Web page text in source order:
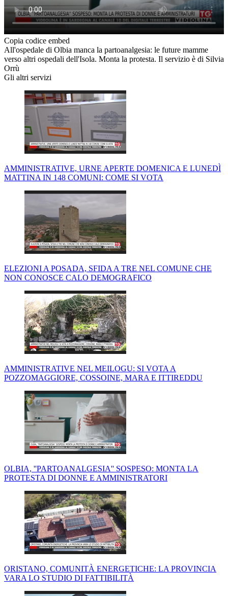
Copia codice embed
All'ospedale di Olbia manca la partoanalgesia: le future mamme
verso altri ospedali dell'Isola. Monta la protesta. Il servizio è di Silvia
Orrù
Gli altri servizi
AMMINISTRATIVE, URNE APERTE DOMENICA E LUNEDÌ
MATTINA IN 148 COMUNI: COME SI VOTA
ELEZIONI A POSADA, SFIDA A TRE NEL COMUNE CHE
NON CONOSCE CALO DEMOGRAFICO
AMMINISTRATIVE NEL MEILOGU: SI VOTA A
POZZOMAGGIORE, COSSOINE, MARA E ITTIREDDU
OLBIA, ''PARTOANALGESIA'' SOSPESO: MONTA LA
PROTESTA DI DONNE E AMMINISTRATORI
ORISTANO, COMUNITÀ ENERGETICHE: LA PROVINCIA
VARA LO STUDIO DI FATTIBILITÀ